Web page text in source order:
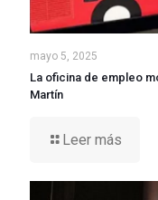
mayo 5, 2025
La oficina de empleo
Martín
Leer más